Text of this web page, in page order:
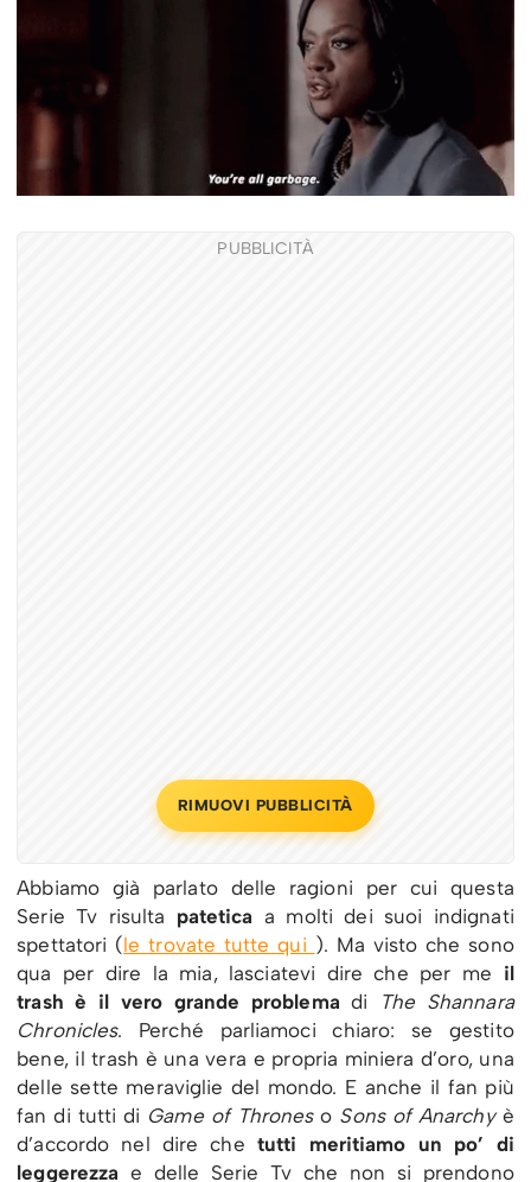
PUBBLICITÀ
RIMUOVI PUBBLICITÀ
Abbiamo già parlato delle ragioni per cui questa
Serie Tv risulta patetica a molti dei suoi indignati
spettatori (le trovate tutte qui ). Ma visto che sono
qua per dire la mia, lasciatevi dire che per me il
trash è il vero grande problema di
The Shannara
Chronicles. Perché parliamoci chiaro: se gestito
bene, il trash è una vera e propria miniera d’oro, una
delle sette meraviglie del mondo. E anche il fan più
fan di tutti di Game of Throneso Sons of Anarchyè
d’accordo nel dire che tutti meritiamo un po’ di
leggerezza e delle Serie Tv che non si prendono